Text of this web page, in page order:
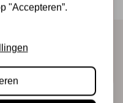
"Accepteren”.